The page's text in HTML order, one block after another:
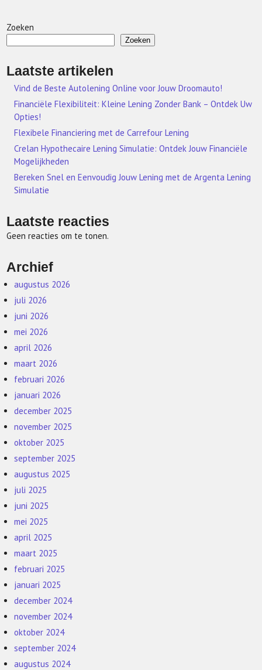
Zoeken
Zoeken
Laatste artikelen
Vind de Beste Autolening Online voor Jouw Droomauto!
Financiële Flexibiliteit: Kleine Lening Zonder Bank – Ontdek Uw
Opties!
Flexibele Financiering met de Carrefour Lening
Crelan Hypothecaire Lening Simulatie: Ontdek Jouw Financiële
Mogelijkheden
Bereken Snel en Eenvoudig Jouw Lening met de Argenta Lening
Simulatie
Laatste reacties
Geen reacties om te tonen.
Archief
augustus 2026
juli 2026
juni 2026
mei 2026
april 2026
maart 2026
februari 2026
januari 2026
december 2025
november 2025
oktober 2025
september 2025
augustus 2025
juli 2025
juni 2025
mei 2025
april 2025
maart 2025
februari 2025
januari 2025
december 2024
november 2024
oktober 2024
september 2024
augustus 2024